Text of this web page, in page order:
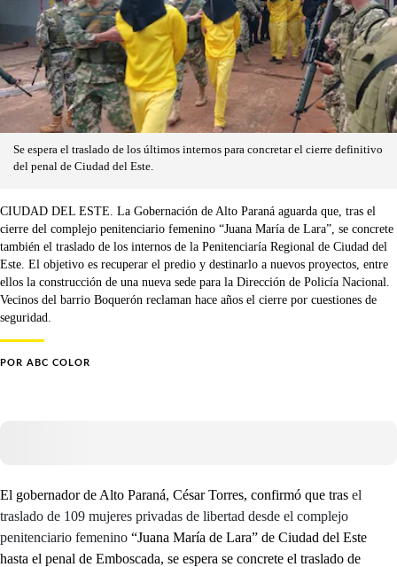
Se espera el traslado de los últimos internos para concretar el cierre definitivo
del penal de Ciudad del Este.
CIUDAD DEL ESTE. La Gobernación de Alto Paraná aguarda que, tras el
cierre del complejo penitenciario femenino “Juana María de Lara”, se concrete
también el traslado de los internos de la Penitenciaría Regional de Ciudad del
Este. El objetivo es recuperar el predio y destinarlo a nuevos proyectos, entre
ellos la construcción de una nueva sede para la Dirección de Policía Nacional.
Vecinos del barrio Boquerón reclaman hace años el cierre por cuestiones de
seguridad.
POR ABC COLOR
El gobernador de Alto Paraná, César Torres, confirmó que tras el
traslado de 109 mujeres privadas de libertad desde el complejo
penitenciario femenino “Juana María de Lara” de Ciudad del Este
hasta el penal de Emboscada, se espera se concrete el traslado de